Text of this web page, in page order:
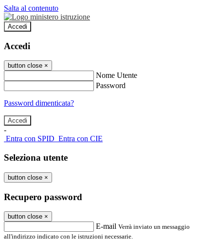
Salta al contenuto
Accedi
Accedi
button close ×
Nome Utente
Password
Password dimenticata?
-
Entra con SPID Entra con CIE
Seleziona utente
button close ×
Recupero password
button close ×
E-mail Verrà inviato un messaggio
all'indirizzo indicato con le istruzioni necessarie.